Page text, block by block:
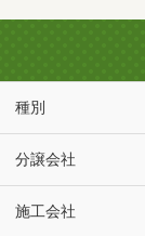
種別
分譲会社
施工会社